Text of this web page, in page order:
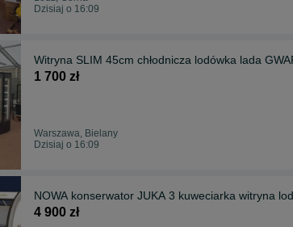
Dzisiaj o 16:09
Witryna SLIM 45cm chłodnicza lodówka lada
1 700 zł
Warszawa, Bielany
Dzisiaj o 16:09
4 900 zł